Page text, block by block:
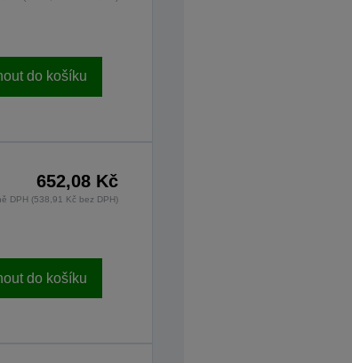
do košíku
652,08 Kč
DPH (538,91 Kč bez DPH)
do košíku